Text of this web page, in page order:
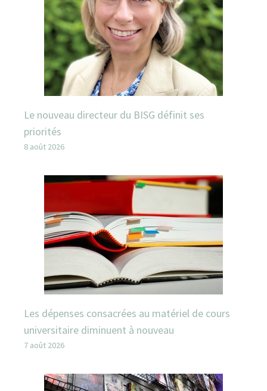
Le nouveau directeur du BISG définit ses
priorités
8 août 2026
Les dépenses consacrées au matériel de cours
universitaire diminuent à nouveau
7 août 2026